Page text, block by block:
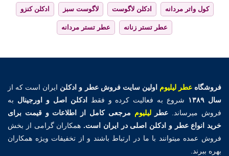
کول واتر مردانه ادکلن لاگوست لاگوست سبز ادکلن کنزو
عطر تستر زنانه عطر تستر مردانه
فروشگاهعطر لیلیوم اولین سایت فروش عطر و ادکلن ایران است که از
سال ۱۳۸۹
شروع به فعالیت کرده و فقط ادکلن اصل و اورجینال به
فروش میرساند. عطرلیلیوم مرجعی کامل از اطلاعات و قیمت برای
خرید انواع عطر و ادکلن اصلی در ایران است. همکاران گرامی از بخش
فروش عمده میتوانند با ما در ارتباط باشند و از تخفیفات ویژه همکاران
بهره ببرند.